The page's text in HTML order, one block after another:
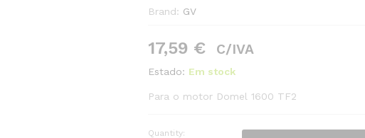
Brand: GV
17,59 € C/IVA
Estado: Em stock
Para o motor Domel 1600 TF2
Quantity: